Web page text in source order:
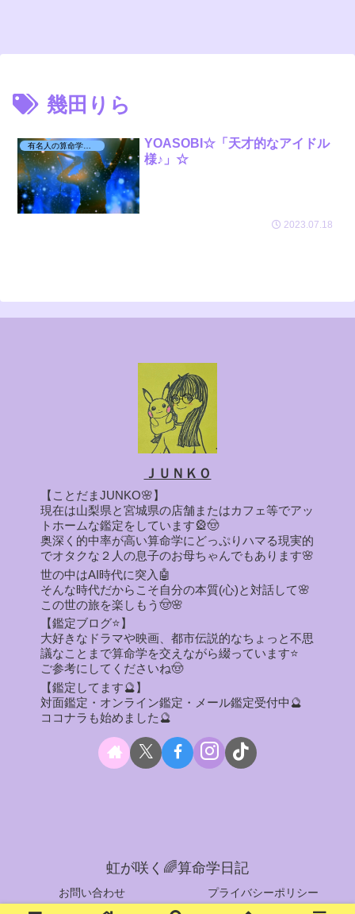
幾田りら
有名人の算命学日記☆
YOASOBI☆「天才的なアイドル
様♪」☆
2023.07.18
ＪＵＮＫＯ
【ことだまJUNKO🌸】
現在は山梨県と宮城県の店舗またはカフェ等でアッ
トホームな鑑定をしています🎡🤠
奥深く的中率が高い算命学にどっぷりハマる現実的
でオタクな２人の息子のお母ちゃんでもあります🌸
世の中はAI時代に突入🤖
そんな時代だからこそ自分の本質(心)と対話して🌸
この世の旅を楽しもう🤠🌸
【鑑定ブログ⭐】
大好きなドラマや映画、都市伝説的なちょっと不思
議なことまで算命学を交えながら綴っています⭐
ご参考にしてくださいね🤠
【鑑定してます🔮】
対面鑑定・オンライン鑑定・メール鑑定受付中🔮
ココナラも始めました🔮
虹が咲く🌈算命学日記
お問い合わせ プライバシーポリシー